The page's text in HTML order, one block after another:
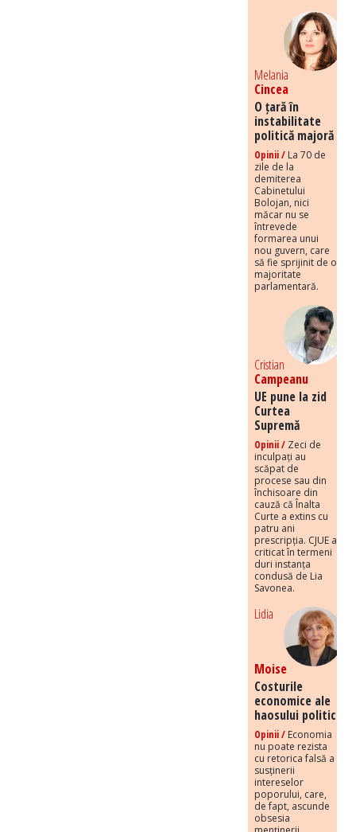
Melania
Cincea
O țară în
instabilitate
politică majoră
Opinii / La 70 de
zile de la
demiterea
Cabinetului
Bolojan, nici
măcar nu se
întrevede
formarea unui
nou guvern, care
să fie sprijinit de o
majoritate
parlamentară.
Cristian
Campeanu
UE pune la zid
Curtea
Supremă
Opinii / Zeci de
inculpați au
scăpat de
procese sau din
închisoare din
cauză că Înalta
Curte a extins cu
patru ani
prescripția. CJUE a
criticat în termeni
duri instanța
condusă de Lia
Savonea.
Lidia
Moise
Costurile
economice ale
haosului politic
Opinii / Economia
nu poate rezista
cu retorica falsă a
susținerii
intereselor
poporului, care,
de fapt, ascunde
obsesia